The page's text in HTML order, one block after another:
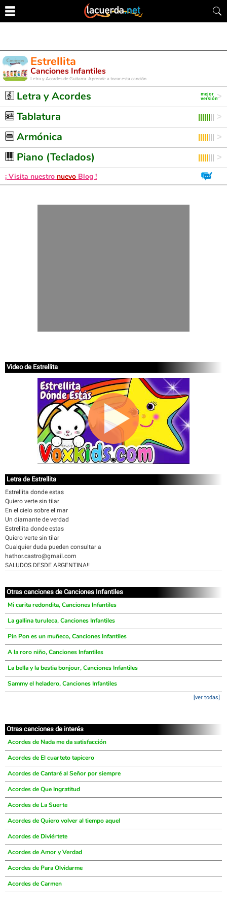
Estrellita
Canciones Infantiles
Letra y Acordes de Guitarra. Aprende a tocar esta canción
Letra y Acordes
Tablatura
Armónica
Piano (Teclados)
¡ Visita nuestro nuevo Blog !
Video de Estrellita
Letra de Estrellita
Estrellita donde estas
Quiero verte sin tilar
En el cielo sobre el mar
Un diamante de verdad
Estrellita donde estas
Quiero verte sin tilar
Cualquier duda pueden consultar a
hathor.castro@gmail.com
SALUDOS DESDE ARGENTINA!!
Otras canciones de Canciones Infantiles
Mi carita redondita, Canciones Infantiles
La gallina turuleca, Canciones Infantiles
Pin Pon es un muñeco, Canciones Infantiles
A la roro niño, Canciones Infantiles
La bella y la bestia bonjour, Canciones Infantiles
Sammy el heladero, Canciones Infantiles
[ver todas]
Otras canciones de interés
Acordes de Nada me da satisfacción
Acordes de El cuarteto tapicero
Acordes de Cantaré al Señor por siempre
Acordes de Que Ingratitud
Acordes de La Suerte
Acordes de Quiero volver al tiempo aquel
Acordes de Diviértete
Acordes de Amor y Verdad
Acordes de Para Olvidarme
Acordes de Carmen